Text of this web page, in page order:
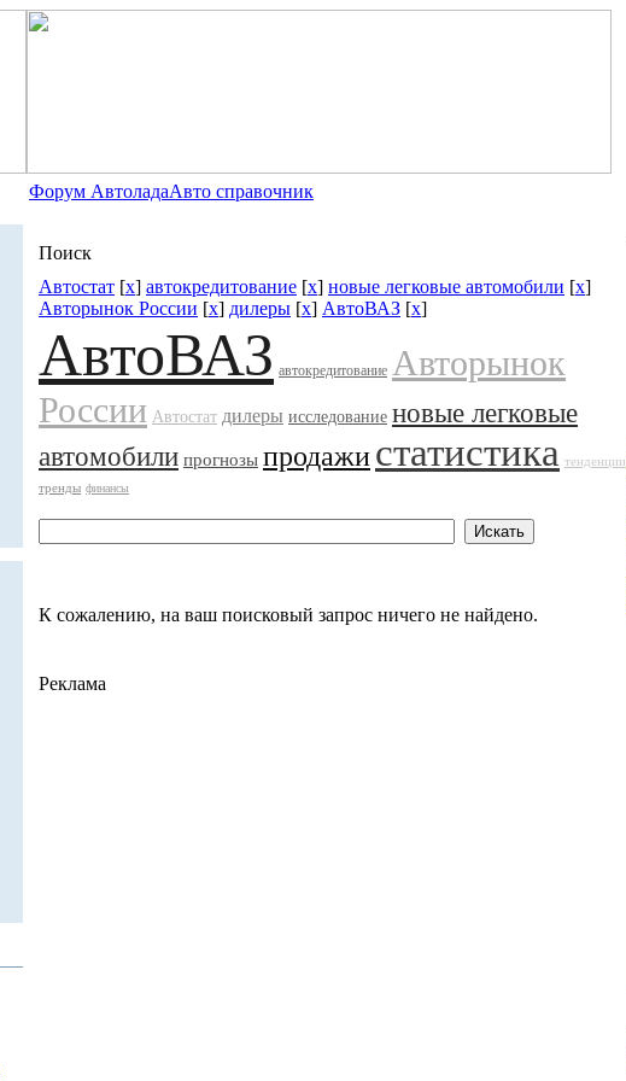
Форум АвтоладаАвто справочник
Поиск
Автостат [x] автокредитование [x] новые легковые автомобили [x]
Авторынок России [x] дилеры [x] АвтоВАЗ [x]
АвтоВАЗ автокредитование Авторынок
России Автостат дилеры исследование новые легковые
автомобили прогнозы продажистатистика тенденции
тренды финансы
К сожалению, на ваш поисковый запрос ничего не найдено.
Реклама